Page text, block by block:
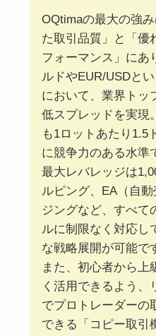
OQtimaの最大の強
た取引品質」と「優
フォーマンス」にあ
ルドやEUR/USDと
において、業界トッ
低スプレッドを実現
も1ロットあたり1.5
に競争力のある水準
最大レバレッジは
ルピング、EA（自
ジングなど、すべて
ルに制限なく対応し
な戦略展開が可能で
また、初心者から上
く活用できるよう、
でプロトレーダーの
できる「コピー取引